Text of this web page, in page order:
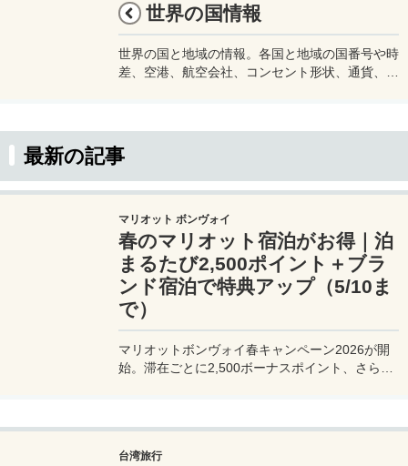
世界の国情報
世界の国と地域の情報。各国と地域の国番号や時
差、空港、航空会社、コンセント形状、通貨、水
最新の記事
マリオット ボンヴォイ
春のマリオット宿泊がお得｜泊
まるたび2,500ポイント＋ブラ
ンド宿泊で特典アップ（5/10ま
で）
マリオットボンヴォイ春キャンペーン2026が開
始。滞在ごとに2,500ボーナスポイント、さらに
台湾旅行